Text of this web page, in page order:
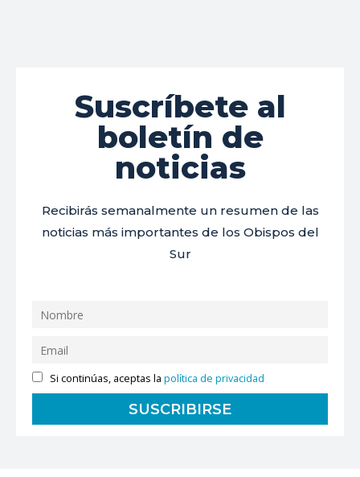
Suscríbete al
boletín de
noticias
Recibirás semanalmente un resumen de las
noticias más importantes de los Obispos del
Sur
Si continúas, aceptas lapolítica de privacidad